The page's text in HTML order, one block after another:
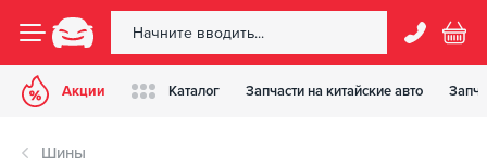
Акции Каталог Запчасти на китайские авто
Шины